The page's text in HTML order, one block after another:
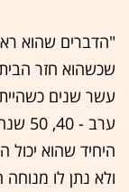
"הדברים שהוא
שכשהוא חזר
עשר שנים
ערב
היחיד שהוא יכול
ולא נתן לו